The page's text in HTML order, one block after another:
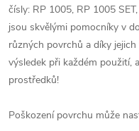
čísly: RP 1005, RP 1005
jsou skvělými pomocníky v
různých povrchů a díky
výsledek při každém použití,
prostředků!
Poškození povrchu může